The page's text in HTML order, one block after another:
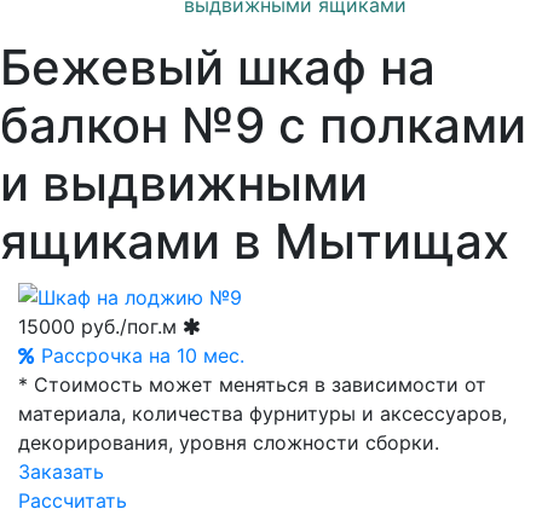
выдвижными ящиками
Бежевый шкаф на
балкон №9 с полками
и выдвижными
ящиками в Мытищах
15000 руб./пог.м
Рассрочка на 10 мес.
* Стоимость может меняться в зависимости от
материала, количества фурнитуры и аксессуаров,
декорирования, уровня сложности сборки.
Заказать
Рассчитать